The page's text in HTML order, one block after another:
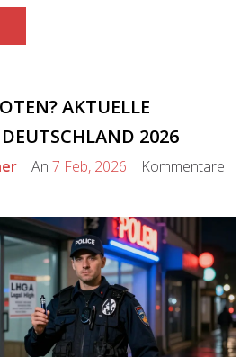
AKTUELLE
2026
An 7 Feb, 2026 Kommentare